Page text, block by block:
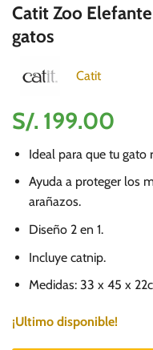
Catit Zoo Elefante
gatos
Catit
S/. 199.00
Ideal para que tu gato
Ayuda a proteger los
arañazos.
Diseño 2 en 1.
Incluye catnip.
Medidas: 33 x 45 x
¡Ultimo disponible!